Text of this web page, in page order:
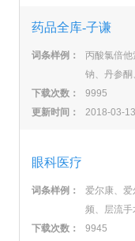
药品全库-子谦
词条样例：
丙酸氯倍
钠、丹参
下载次数：
9995
更新时间：
2018-03-
眼科医疗
词条样例：
爱尔康、
频、层流
下载次数：
9945